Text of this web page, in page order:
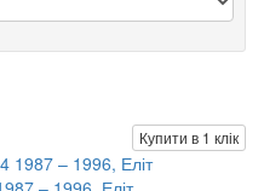
Купити в 1 клік